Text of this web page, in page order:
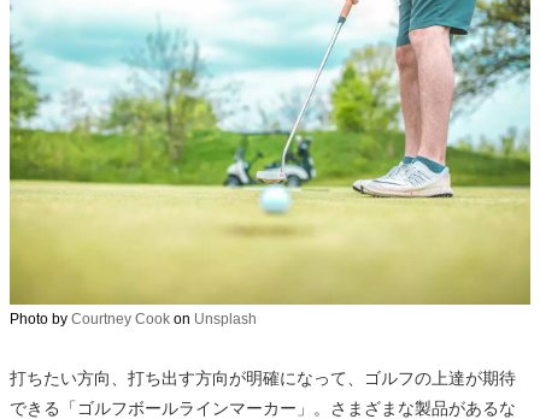
Photo by Courtney Cook on Unsplash
打ちたい方向、打ち出す方向が明確になって、ゴルフの上達が期待
できる「ゴルフボールラインマーカー」。さまざまな製品があるな